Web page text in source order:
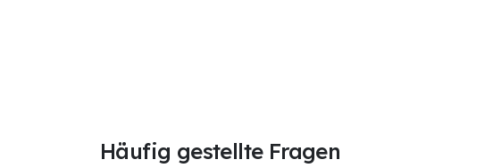
Häufig gestellte Fragen